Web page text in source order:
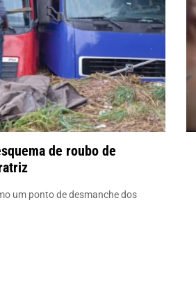
de roubo de
um ponto de desmanche dos